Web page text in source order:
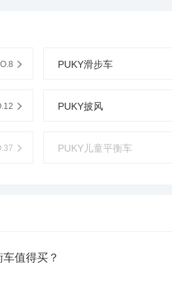
PUKY滑步车
PUKY披风
PUKY儿童平衡车
值得买？